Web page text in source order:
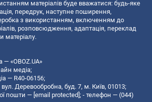
матеріалів буде вважатися: будь-яке
передрук, наступне поширення,
з використанням, включенням до
розповсюдження, адаптація, переклад
матеріалу.
— «OBOZ.UA»
медіа;
— R40-06156;
Деревообробна, буд. 7, м. Київ, 01013;
пошти — [email protected]; - телефон — (044)